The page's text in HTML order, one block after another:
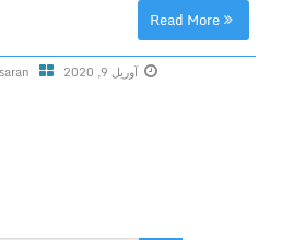
Read More
آوریل 9, 2020 asaran